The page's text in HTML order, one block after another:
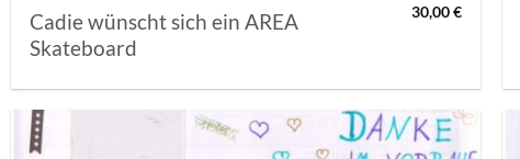
Cadie wünscht sich ein AREA
Skateboard
30,00€